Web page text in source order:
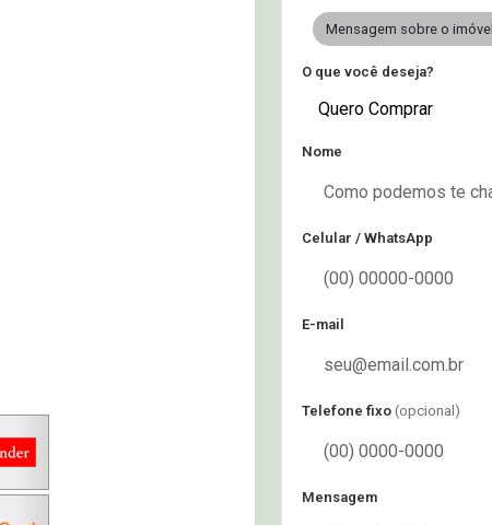
Mensagem sobre o imóvel
O que você deseja?
Quero Comprar
Nome
Celular / WhatsApp
E-mail
Telefone fixo (opcional)
Mensagem